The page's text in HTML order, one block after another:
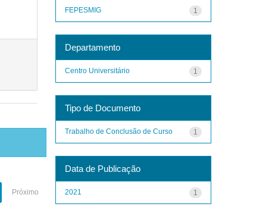
Próximo
1
FEPESMIG
Departamento
1
Centro Universitário
Tipo de Documento
1
Trabalho de Conclusão de Curso
Data de Publicação
1
2021